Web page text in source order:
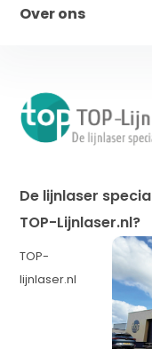
Over ons
De lijnlaser
TOP-Lijnlaser.nl?
TOP-
lijnlaser.nl